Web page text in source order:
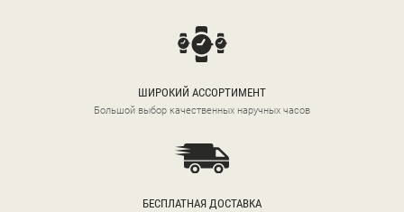
ШИРОКИЙ АССОРТИМЕНТ
Большой выбор качественных наручных часов
БЕСПЛАТНАЯ ДОСТАВКА